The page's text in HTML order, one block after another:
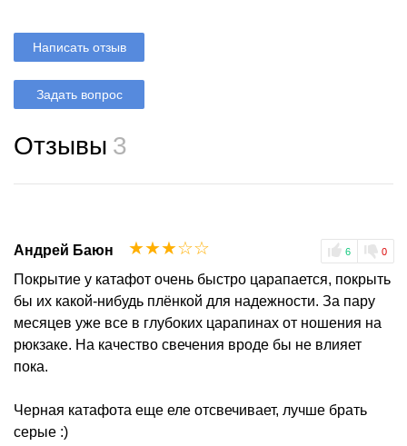
Написать отзыв
Задать вопрос
Отзывы 3
Андрей Баюн 6 0
☆
☆
☆
☆
☆
Покрытие у катафот очень быстро царапается, покрыть
бы их какой-нибудь плёнкой для надежности. За пару
месяцев уже все в глубоких царапинах от ношения на
рюкзаке. На качество свечения вроде бы не влияет
пока.
Черная катафота еще еле отсвечивает, лучше брать
серые :)